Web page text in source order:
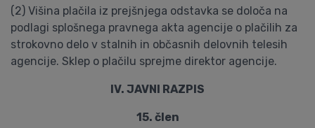
(2) Višina plačila iz prejšnjega odstavka se določa na
podlagi splošnega pravnega akta agencije o plačilih za
strokovno delo v stalnih in občasnih delovnih telesih
agencije. Sklep o plačilu sprejme direktor agencije.
IV. JAVNI RAZPIS
15. člen